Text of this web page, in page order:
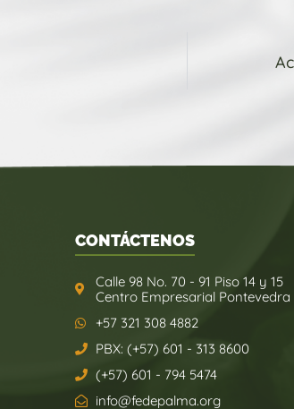
CONTÁCTENOS
Calle 98 No. 70 - 91 Piso 14 y 15
Centro Empresarial Pontevedra
+57 321 308 4882
PBX: (+57) 601 - 313 8600
(+57) 601 - 794 5474
info@fedepalma.org